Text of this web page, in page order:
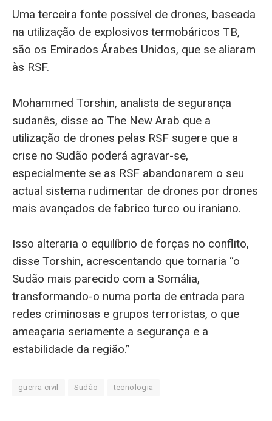
Uma terceira fonte possível de drones, baseada
na utilização de explosivos termobáricos TB,
são os Emirados Árabes Unidos, que se aliaram
às RSF.
Mohammed Torshin, analista de segurança
sudanês, disse ao The New Arab que a
utilização de drones pelas RSF sugere que a
crise no Sudão poderá agravar-se,
especialmente se as RSF abandonarem o seu
actual sistema rudimentar de drones por drones
mais avançados de fabrico turco ou iraniano.
Isso alteraria o equilíbrio de forças no conflito,
disse Torshin, acrescentando que tornaria “o
Sudão mais parecido com a Somália,
transformando-o numa porta de entrada para
redes criminosas e grupos terroristas, o que
ameaçaria seriamente a segurança e a
estabilidade da região.”
guerra civil Sudão tecnologia